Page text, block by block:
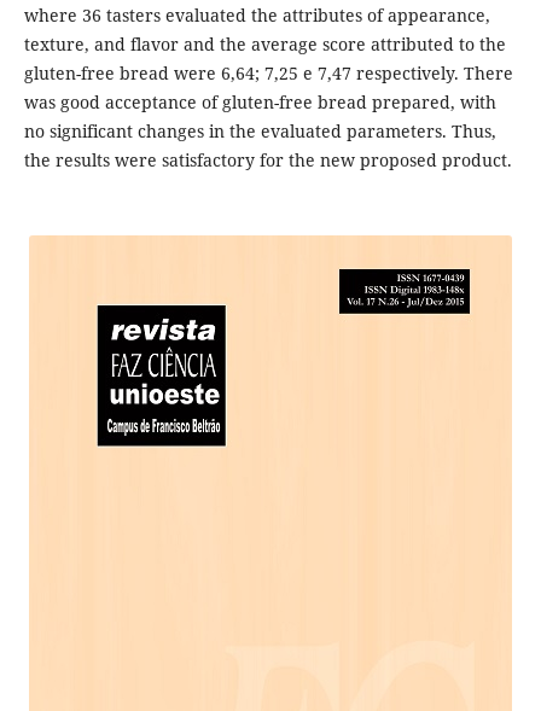
where 36 tasters evaluated the attributes of appearance,
texture, and flavor and the average score attributed to the
gluten-free bread were 6,64; 7,25 e 7,47 respectively. There
was good acceptance of gluten-free bread prepared, with
no significant changes in the evaluated parameters. Thus,
the results were satisfactory for the new proposed product.